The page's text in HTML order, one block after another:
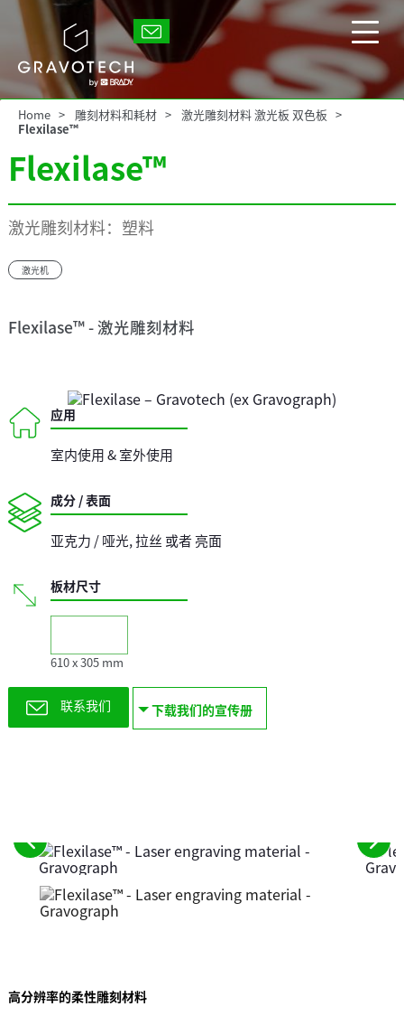
Skip
main
content
Gravotech
显
示/
隐
藏
Home 雕刻材料和耗材
激光雕刻材料 激光板 双色板
Flexilase™
Flexilase™
激光雕刻材料：塑料
激光机
Flexilase™ - 激光雕刻材料
应用
室内使用 & 室外使用
成分 / 表面
亚克力 / 哑光, 拉丝 或者 亮面
板材尺寸
610 x 305 mm
联系我们 下载我们的宣传册
请
参
阅
前
素
请
参
高分辨率的柔性雕刻材料